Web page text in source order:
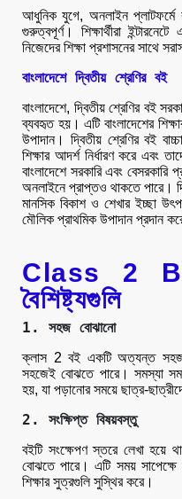
আধুনিক যুগে, অনলাইন
গুরুত্বপূর্ণ। শিক্ষার্থীরা
নিজেদের শিক্ষা প্রশাসনের সাথে
বাংলাদেশে দ্বিতীয় শ্রেণির বই
বাংলাদেশে, দ্বিতীয় শ্রেণির বই
ব্যবহৃত হয়। এটি বাংলাদেশের
উপাদান। দ্বিতীয় শ্রেণির বই
শিক্ষার আদর্শ নির্ধারণ করে এবং
বাংলাদেশে সরকারি এবং বেসরকারি
অনলাইনে প্রাপ্তও থাকতে পারে।
মানসিক বিকাশ ও শেখার ইচ্ছা
মৌলিক প্রাথমিক উপাদান প্রদান
Class 2
বৈশিষ্ট্যগুলি
1. সহজ বোঝানো
ক্লাস 2 বই একটি অত্যন্ত সহজ
সহজেই বোঝতে পারে। সমস্যা
হয়, যা পড়ানোর সময়ে ছাত্র-
2. সংক্ষিপ্ত বিষয়বস্তু
বইটি সংক্ষেপণ স্তরে লেখা হয়ে
বোঝতে পারে। এটি সময় সাপেক্ষে
শিক্ষার সুত্রগুলি সুস্থির করে।